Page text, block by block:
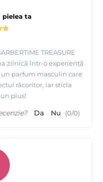
pielea ta
TREASURE
zilnică într-o experiență
un parfum masculin care
răcoritor, iar sticla
plus!
Da Nu (0/0)